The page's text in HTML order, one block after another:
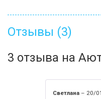
Отзывы (3)
3 отзыва на
Светлана – 20/